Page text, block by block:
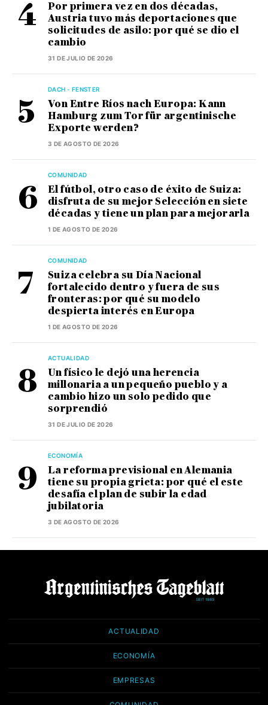
Por primera vez en dos décadas,
Austria tuvo más deportaciones que
solicitudes de asilo: por qué se dio el
cambio
31 DE JULIO DE 2026
DACH - FENSTER
Von Entre Ríos nach Europa: Kann
Hamburg zum Tor für argentinische
Exporte werden?
3 DE AGOSTO DE 2026
COMUNIDAD
El fútbol, otro caso de éxito de Suiza:
disfruta de su mejor Selección en siete
décadas y tiene un plan para mejorarla
1 DE AGOSTO DE 2026
COMUNIDAD
Suiza celebra su Día Nacional
fortalecido dentro y fuera de sus
fronteras: por qué su modelo
despierta interés en Europa
1 DE AGOSTO DE 2026
ACTUALIDAD
Un físico le dejó una herencia
millonaria a un pequeño pueblo y a
cambio hizo un solo pedido que
sorprendió
31 DE JULIO DE 2026
ECONOMÍA
La reforma previsional en Alemania
tiene su propia grieta: por qué el este
desafía el plan de subir la edad
jubilatoria
3 DE AGOSTO DE 2026
ACTUALIDAD
ECONOMÍA
EMPRESAS